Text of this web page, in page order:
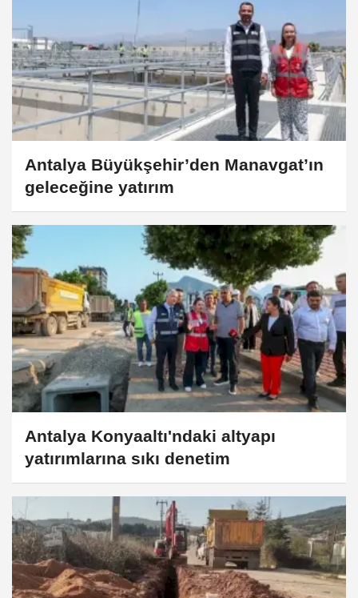
Antalya Büyükşehir’den Manavgat’ın
geleceğine yatırım
Antalya Konyaaltı'ndaki altyapı
yatırımlarına sıkı denetim